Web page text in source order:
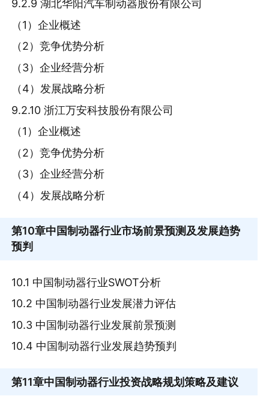
9.2.9 湖北华阳汽车制动器股份有限公司
（1）企业概述
（2）竞争优势分析
（3）企业经营分析
（4）发展战略分析
9.2.10 浙江万安科技股份有限公司
（1）企业概述
（2）竞争优势分析
（3）企业经营分析
（4）发展战略分析
第10章中国制动器行业市场前景预测及发展趋势
预判
10.1 中国制动器行业SWOT分析
10.2 中国制动器行业发展潜力评估
10.3 中国制动器行业发展前景预测
10.4 中国制动器行业发展趋势预判
第11章中国制动器行业投资战略规划策略及建议